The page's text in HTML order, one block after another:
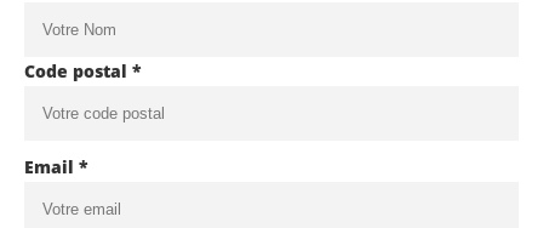
Code postal *
Email *